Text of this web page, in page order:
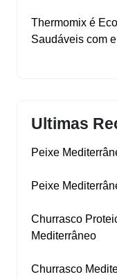
Thermomix é
Saudáveis com
Ultimas
Peixe
Peixe
Churrasco
Mediterrâneo
Churrasco